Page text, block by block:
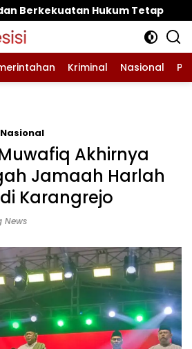
‎Polres Pasuruan
Kriminal Nasional
Nasional
Akhirnya
Jamaah Harlah
Karangrejo
News